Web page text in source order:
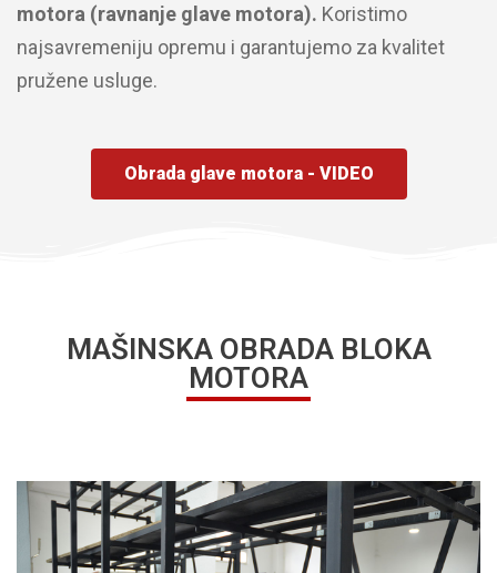
motora (ravnanje glave motora). Koristimo
najsavremeniju opremu i garantujemo za kvalitet
pružene usluge.
Obrada glave motora - VIDEO
MAŠINSKA OBRADA BLOKA
MOTORA